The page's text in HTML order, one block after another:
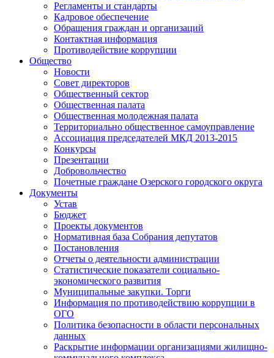
Регламенты и стандарты
Кадровое обеспечение
Обращения граждан и организаций
Контактная информация
Противодействие коррупции
Общество
Новости
Совет директоров
Общественный сектор
Общественная палата
Общественная молодежная палата
Территориально общественное самоуправление
Ассоциация председателей МКД 2013-2015
Конкурсы
Презентации
Добровольчество
Почетные граждане Озерского городского округа
Документы
Устав
Бюджет
Проекты документов
Нормативная база Собрания депутатов
Постановления
Отчеты о деятельности администрации
Статистические показатели социально-
экономического развития
Муниципальные закупки. Торги
Информация по противодействию коррупции в
ОГО
Политика безопасности в области персональных
данных
Раскрытие информации организациями жилищно-